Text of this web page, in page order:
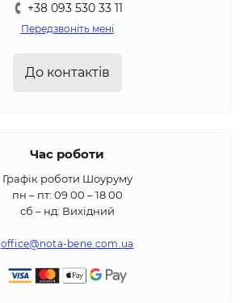
+38 093 530 33 11
Передзвоніть мені
До контактів
Час роботи
Графік роботи Шоуруму
пн – пт: 09 00 – 18 00
сб – нд: Вихідний
office@nota-bene.com.ua